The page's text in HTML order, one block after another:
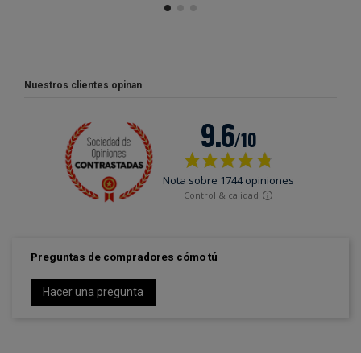
Nuestros clientes opinan
Preguntas de compradores cómo tú
Hacer una pregunta